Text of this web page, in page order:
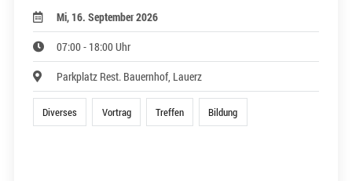
Mi, 16. September 2026
07:00 - 18:00 Uhr
Parkplatz Rest. Bauernhof, Lauerz
Diverses Vortrag Treffen Bildung